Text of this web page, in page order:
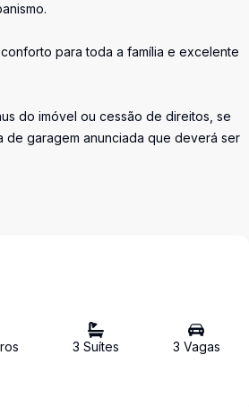
para toda a família e excelente
do imóvel ou cessão de direitos, se
de garagem anunciada que deverá ser
s 3 Suítes 3 Vagas